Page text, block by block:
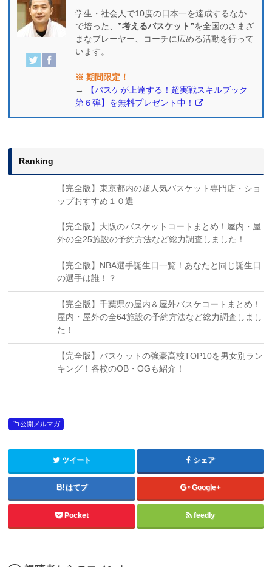
学生・社会人で10度の日本一を達成するなか
で培った、 ”考えるバスケット”を全国のさまざ
まなプレーヤー、コーチに広める活動を行って
います。
※ 期間限定！
→
【バスケが上達する！超実戦スキルブック
第６弾】を無料プレゼント中！
Ranking
【完全版】東京都内の超人気バスケット専門店・ショ
ップおすすめ１０選
【完全版】大阪のバスケットコートまとめ！屋内・屋
外の全25施設の予約方法など総力調査しました！
【完全版】NBA選手誕生日一覧！あなたと同じ誕生日
の選手は誰！？
【完全版】千葉県の屋内＆屋外バスケコートまとめ！
屋内・屋外の全64施設の予約方法など総力調査しまし
た！
【完全版】バスケットの強豪高校TOP10を男女別ラン
キング！各校のOB・OGも紹介！
公開メルマガ
ツイート シェア
はてブ Google+
Pocket feedly